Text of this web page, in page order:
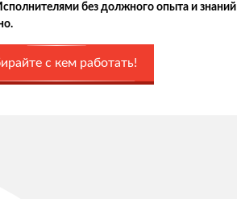
без должного опыта и знаний
с кем работать!